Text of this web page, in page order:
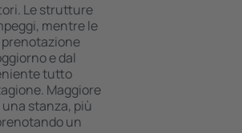
Le strutture
mentre le
prenotazione
e dal
tutto
Maggiore
stanza, più
un